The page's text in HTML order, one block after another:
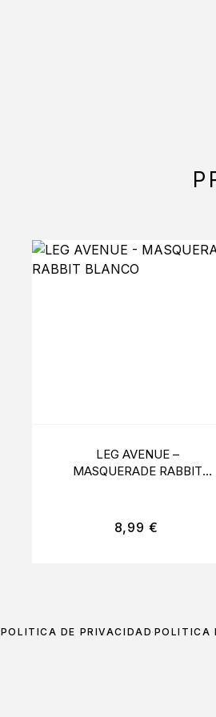
LEG AVENUE –
MASQUERADE RABBIT
8,99 €
POLÍTICA DE PRIVACIDADPOLÍTICA